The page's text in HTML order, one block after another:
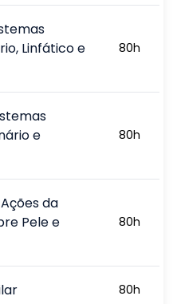
Linfático e
80h
e
80h
da
Pele e
80h
80h